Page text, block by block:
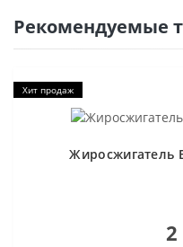
Рекомендуемые
Хит продаж
Жиросжигатель
2